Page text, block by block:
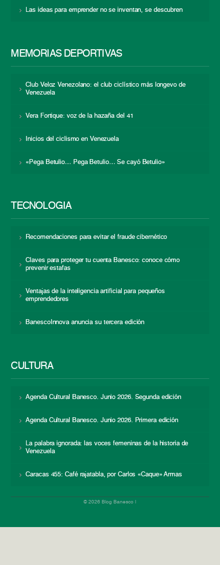
Las ideas para emprender no se inventan, se descubren
MEMORIAS DEPORTIVAS
Club Veloz Venezolano: el club ciclístico más longevo de
Venezuela
Vera Fortique: voz de la hazaña del 41
Inicios del ciclismo en Venezuela
«Pega Betulio… Pega Betulio… Se cayó Betulio»
TECNOLOGÍA
Recomendaciones para evitar el fraude cibernético
Claves para proteger tu cuenta Banesco: conoce cómo
prevenir estafas
Ventajas de la inteligencia artificial para pequeños
emprendedores
BanescoInnova anuncia su tercera edición
CULTURA
Agenda Cultural Banesco. Junio 2026. Segunda edición
Agenda Cultural Banesco. Junio 2026. Primera edición
La palabra ignorada: las voces femeninas de la historia de
Venezuela
Caracas 455: Café rajatabla, por Carlos «Caque» Armas
© 2026 Blog Banesco |